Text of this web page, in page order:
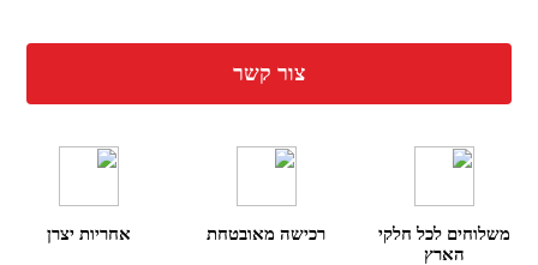
צור קשר
משלוחים לכל חלקי
הארץ
רכישה מאובטחת אחריות יצרן